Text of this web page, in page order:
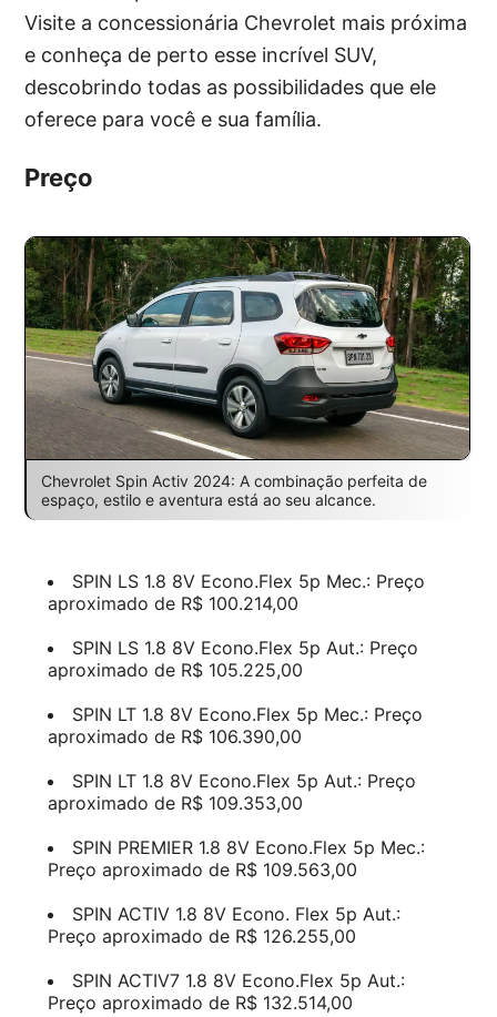
Visite a concessionária Chevrolet mais próxima
e conheça de perto esse incrível SUV,
descobrindo todas as possibilidades que ele
oferece para você e sua família.
Preço
Chevrolet Spin Activ 2024: A combinação perfeita de
espaço, estilo e aventura está ao seu alcance.
SPIN LS 1.8 8V Econo.Flex 5p Mec.: Preço
aproximado de R$ 100.214,00
SPIN LS 1.8 8V Econo.Flex 5p Aut.: Preço
aproximado de R$ 105.225,00
SPIN LT 1.8 8V Econo.Flex 5p Mec.: Preço
aproximado de R$ 106.390,00
SPIN LT 1.8 8V Econo.Flex 5p Aut.: Preço
aproximado de R$ 109.353,00
SPIN PREMIER 1.8 8V Econo.Flex 5p Mec.:
Preço aproximado de R$ 109.563,00
SPIN ACTIV 1.8 8V Econo. Flex 5p Aut.:
Preço aproximado de R$ 126.255,00
SPIN ACTIV7 1.8 8V Econo.Flex 5p Aut.:
Preço aproximado de R$ 132.514,00